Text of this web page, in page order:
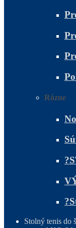
Rôzne
Stolný tenis do